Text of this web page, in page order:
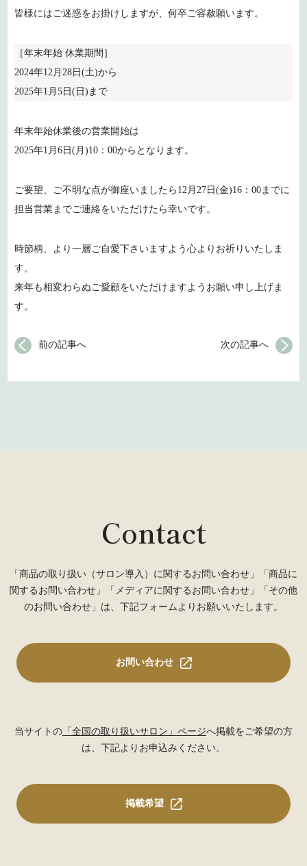
皆様にはご迷惑をお掛けしますが、何卒ご容赦願います。
［年末年始 休業期間］
2024年12月28日(土)から
2025年1月5日(日)まで
年末年始休業後の営業開始は
2025年1月6日(月)10：00からとなります。
ご要望、ご不明な点が御座いましたら12月27日(金)16：00までに
担当営業までご連絡をいただけたら幸いです。
時節柄、より一層ご自愛下さいますよう心よりお祈りいたしま
す。
来年も相変わらぬご愛顧をいただけますようお願い申し上げま
す。
前の記事へ 次の記事へ
Contact
「商品の取り扱い（サロン導入）に関するお問い合わせ」「商品に
関するお問い合わせ」「メディアに関するお問い合わせ」「その他
のお問い合わせ」は、下記フォームよりお願いいたします。
お問い合わせ
当サイトの 「全国の取り扱いサロン」ページへ掲載をご希望の方
は、下記よりお申込みください。
掲載希望